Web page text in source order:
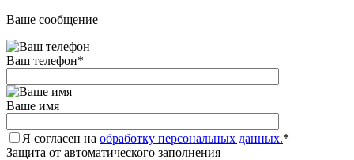
Ваше сообщение
Ваш телефон*
Ваше имя
Я согласен на обработку персональных данных.*
Защита от автоматического заполнения